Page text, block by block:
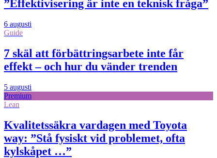
”Effektivisering är inte en teknisk fråga”
6 augusti
Guide
7 skäl att förbättringsarbete inte får
effekt – och hur du vänder trenden
5 augusti
Premium
Lean
Kvalitetssäkra vardagen med Toyota
way: ”Stå fysiskt vid problemet, ofta
kylskåpet …”